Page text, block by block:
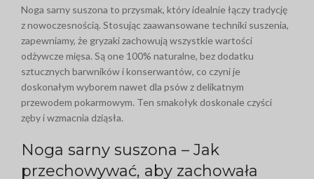
Noga sarny suszona to przysmak, który idealnie łączy tradycję
z nowoczesnością. Stosując zaawansowane techniki suszenia,
zapewniamy, że gryzaki zachowują wszystkie wartości
odżywcze mięsa. Są one 100% naturalne, bez dodatku
sztucznych barwników i konserwantów, co czyni je
doskonałym wyborem nawet dla psów z delikatnym
przewodem pokarmowym. Ten smakołyk doskonale czyści
zęby i wzmacnia dziąsła.
Noga sarny suszona – Jak
przechowywać, aby zachowała